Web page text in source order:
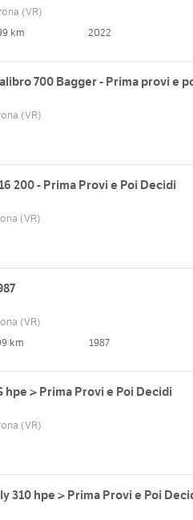
(VR)
km
2022
700 Bagger - Prima provi e
(VR)
200 - Prima Provi e Poi Decidi
(VR)
(VR)
km
1987
hpe > Prima Provi e Poi Decidi
(VR)
310 hpe > Prima Provi e Poi